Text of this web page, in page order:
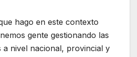
hago en este contexto
gente gestionando las
a nivel nacional, provincial y